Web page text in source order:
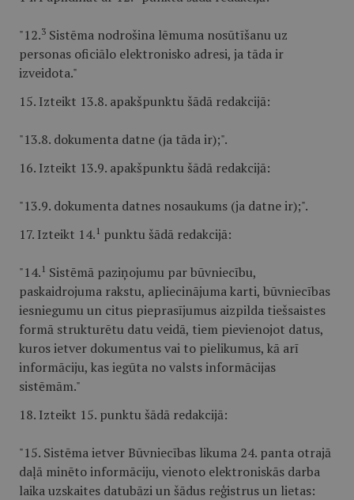
"12.3 Sistēma nodrošina lēmuma nosūtīšanu uz
personas oficiālo elektronisko adresi, ja tāda ir
izveidota."
15. Izteikt 13.8. apakšpunktu šādā redakcijā:
"13.8. dokumenta datne (ja tāda ir);".
16. Izteikt 13.9. apakšpunktu šādā redakcijā:
"13.9. dokumenta datnes nosaukums (ja datne ir);".
17. Izteikt 14. 1 punktu šādā redakcijā:
"14. 1 Sistēmā paziņojumu par būvniecību,
paskaidrojuma rakstu, apliecinājuma karti, būvniecības
iesniegumu un citus pieprasījumus aizpilda tiešsaistes
formā strukturētu datu veidā, tiem pievienojot datus,
kuros ietver dokumentus vai to pielikumus, kā arī
informāciju, kas iegūta no valsts informācijas
sistēmām."
18. Izteikt 15. punktu šādā redakcijā:
"15. Sistēma ietver Būvniecības likuma 24. panta otrajā
daļā minēto informāciju, vienoto elektroniskās darba
laika uzskaites datubāzi un šādus reģistrus un lietas: